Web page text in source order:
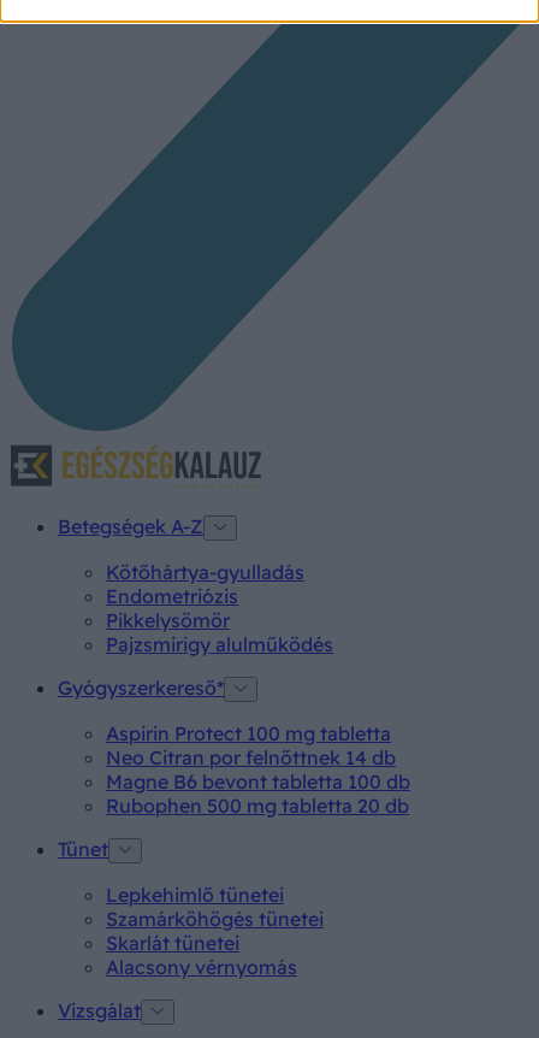
Betegségek A-Z
Kötőhártya-gyulladás
Endometriózis
Pikkelysömör
Pajzsmirigy alulműködés
Gyógyszerkereső*
Aspirin Protect 100 mg tabletta
Neo Citran por felnőttnek 14 db
Magne B6 bevont tabletta 100 db
Rubophen 500 mg tabletta 20 db
Tünet
Lepkehimlő tünetei
Szamárköhögés tünetei
Skarlát tünetei
Alacsony vérnyomás
Vizsgálat